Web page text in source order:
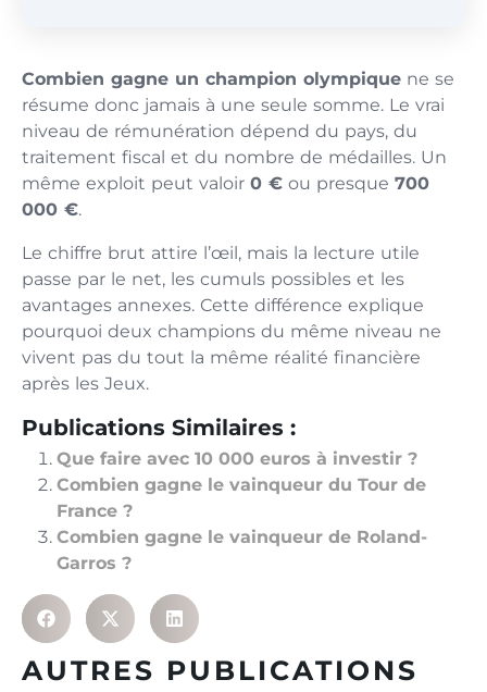
Combien gagne un champion olympique ne se
résume donc jamais à une seule somme. Le vrai
niveau de rémunération dépend du pays, du
traitement fiscal et du nombre de médailles. Un
même exploit peut valoir 0 € ou presque 700
000 €.
Le chiffre brut attire l’œil, mais la lecture utile
passe par le net, les cumuls possibles et les
avantages annexes. Cette différence explique
pourquoi deux champions du même niveau ne
vivent pas du tout la même réalité financière
après les Jeux.
Publications Similaires :
Que faire avec 10 000 euros à investir ?
Combien gagne le vainqueur du Tour de
France ?
Combien gagne le vainqueur de Roland-
Garros ?
AUTRES PUBLICATIONS